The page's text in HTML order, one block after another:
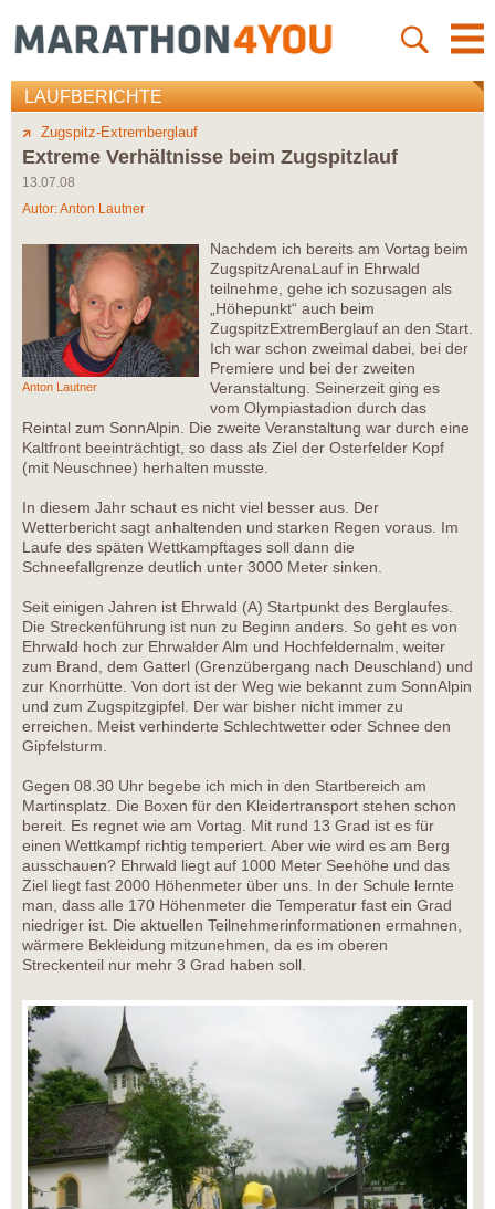
LAUFBERICHTE
Zugspitz-Extremberglauf
Extreme Verhältnisse beim Zugspitzlauf
13.07.08
Autor:Anton Lautner
Anton Lautner
Nachdem ich bereits am Vortag beim
ZugspitzArenaLauf in Ehrwald
teilnehme, gehe ich sozusagen als
„Höhepunkt“ auch beim
ZugspitzExtremBerglauf an den Start.
Ich war schon zweimal dabei, bei der
Premiere und bei der zweiten
Veranstaltung. Seinerzeit ging es
vom Olympiastadion durch das
Reintal zum SonnAlpin. Die zweite Veranstaltung war durch eine
Kaltfront beeinträchtigt, so dass als Ziel der Osterfelder Kopf
(mit Neuschnee) herhalten musste.
In diesem Jahr schaut es nicht viel besser aus. Der
Wetterbericht sagt anhaltenden und starken Regen voraus. Im
Laufe des späten Wettkampftages soll dann die
Schneefallgrenze deutlich unter 3000 Meter sinken.
Seit einigen Jahren ist Ehrwald (A) Startpunkt des Berglaufes.
Die Streckenführung ist nun zu Beginn anders. So geht es von
Ehrwald hoch zur Ehrwalder Alm und Hochfeldernalm, weiter
zum Brand, dem Gatterl (Grenzübergang nach Deuschland) und
zur Knorrhütte. Von dort ist der Weg wie bekannt zum SonnAlpin
und zum Zugspitzgipfel. Der war bisher nicht immer zu
erreichen. Meist verhinderte Schlechtwetter oder Schnee den
Gipfelsturm.
Gegen 08.30 Uhr begebe ich mich in den Startbereich am
Martinsplatz. Die Boxen für den Kleidertransport stehen schon
bereit. Es regnet wie am Vortag. Mit rund 13 Grad ist es für
einen Wettkampf richtig temperiert. Aber wie wird es am Berg
ausschauen? Ehrwald liegt auf 1000 Meter Seehöhe und das
Ziel liegt fast 2000 Höhenmeter über uns. In der Schule lernte
man, dass alle 170 Höhenmeter die Temperatur fast ein Grad
niedriger ist. Die aktuellen Teilnehmerinformationen ermahnen,
wärmere Bekleidung mitzunehmen, da es im oberen
Streckenteil nur mehr 3 Grad haben soll.